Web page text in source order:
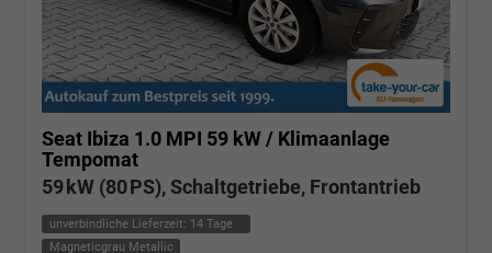
Seat Ibiza 1.0 MPI 59 kW / Klimaanlage
Tempomat
59 kW (80 PS), Schaltgetriebe, Frontantrieb
unverbindliche Lieferzeit: 14 Tage
Magneticgrau Metallic